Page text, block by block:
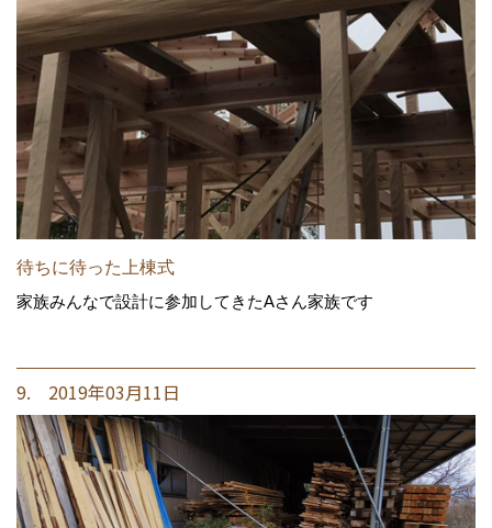
待ちに待った上棟式
家族みんなで設計に参加してきたAさん家族です
9. 2019年03月11日